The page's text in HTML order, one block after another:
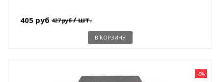
405 руб 427 руб/ шт.
В КОРЗИНУ
-5%